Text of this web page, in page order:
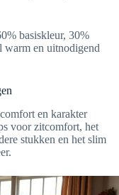
basiskleur, 30%
warm en uitnodigend
en karakter
voor zitcomfort, het
stukken en het slim